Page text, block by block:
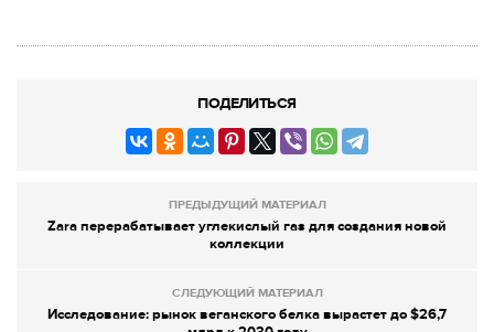
ПОДЕЛИТЬСЯ
ПРЕДЫДУЩИЙ МАТЕРИАЛ
Zara перерабатывает углекислый газ для создания новой
коллекции
СЛЕДУЮЩИЙ МАТЕРИАЛ
Исследование: рынок веганского белка вырастет до $26,7